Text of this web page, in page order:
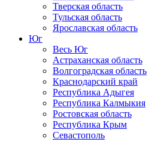
Тверская область
Тульская область
Ярославская область
Юг
Весь Юг
Астраханская область
Волгоградская область
Краснодарский край
Республика Адыгея
Республика Калмыкия
Ростовская область
Республика Крым
Севастополь